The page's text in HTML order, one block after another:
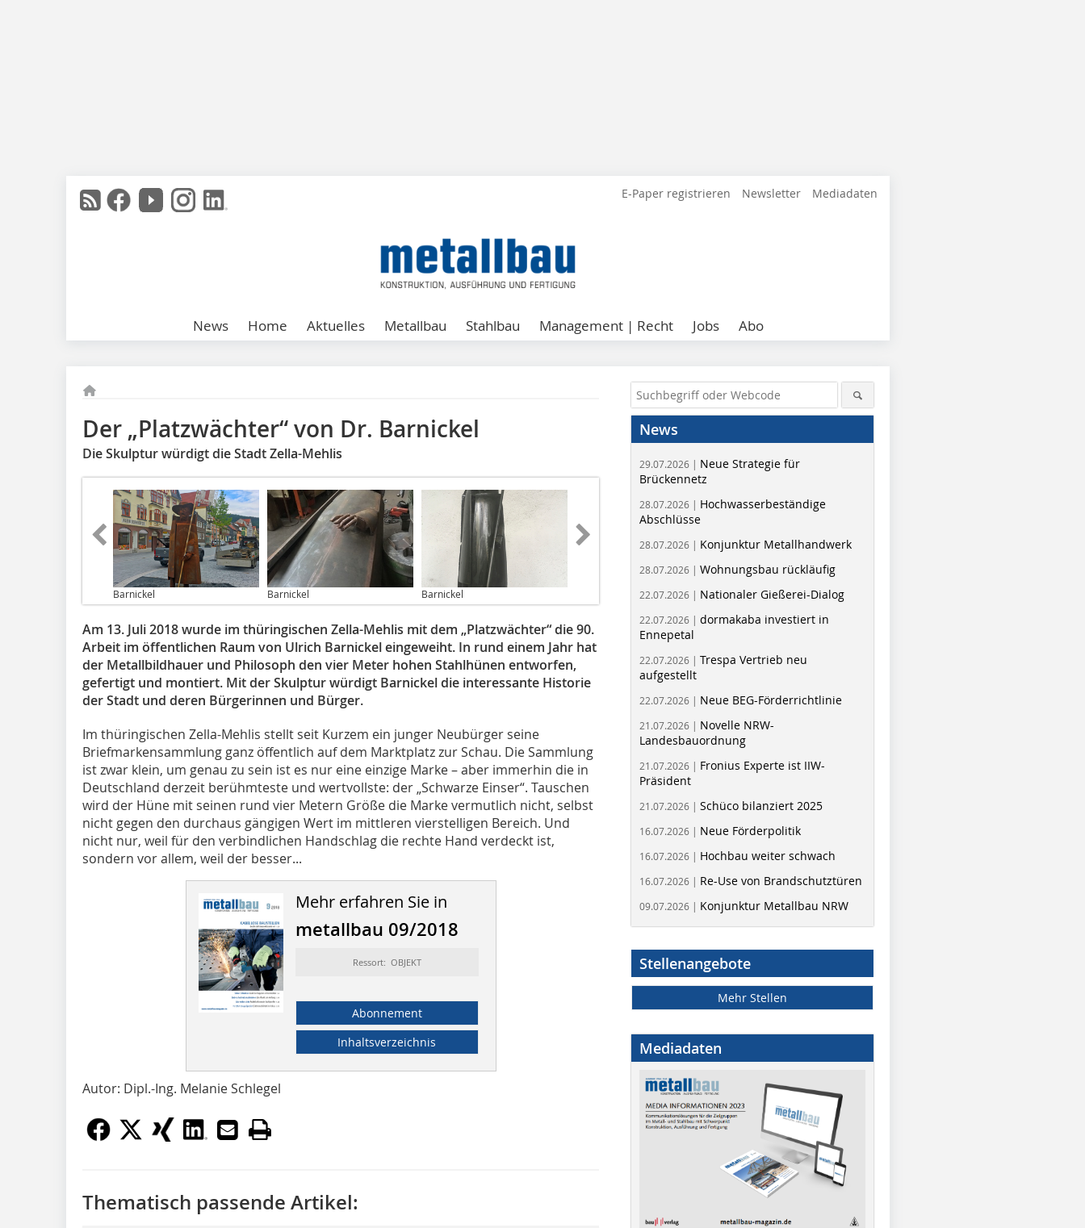
E-Paper registrieren Newsletter Mediadaten
News Home Aktuelles Metallbau Stahlbau Management | Recht Jobs Abo
Der „Platzwächter“ von Dr. Barnickel
Die Skulptur würdigt die Stadt Zella-Mehlis
Barnickel Barnickel Barnickel
Am 13. Juli 2018 wurde im thüringischen Zella-Mehlis mit dem „Platzwächter“ die 90.
Arbeit im öffentlichen Raum von Ulrich Barnickel eingeweiht. In rund einem Jahr hat
der Metallbildhauer und Philosoph den vier Meter hohen Stahlhünen entworfen,
gefertigt und montiert. Mit der Skulptur würdigt Barnickel die interessante Historie
der Stadt und deren Bürgerinnen und Bürger.
Im thüringischen Zella-Mehlis stellt seit Kurzem ein junger Neubürger seine
Briefmarkensammlung ganz öffentlich auf dem Marktplatz zur Schau. Die Sammlung
ist zwar klein, um genau zu sein ist es nur eine einzige Marke – aber immerhin die in
Deutschland derzeit berühmteste und wertvollste: der „Schwarze Einser“. Tauschen
wird der Hüne mit seinen rund vier Metern Größe die Marke vermutlich nicht, selbst
nicht gegen den durchaus gängigen Wert im mittleren vierstelligen Bereich. Und
nicht nur, weil für den verbindlichen Handschlag die rechte Hand verdeckt ist,
sondern vor allem, weil der besser...
Mehr erfahren Sie in
metallbau 09/2018
Ressort: OBJEKT
Abonnement
Inhaltsverzeichnis
Autor: Dipl.-Ing. Melanie Schlegel
Thematisch passende Artikel:
News
29.07.2026 | Neue Strategie für
Brückennetz
28.07.2026 | Hochwasserbeständige
Abschlüsse
28.07.2026 | Konjunktur Metallhandwerk
28.07.2026 | Wohnungsbau rückläufig
22.07.2026 | Nationaler Gießerei-Dialog
22.07.2026 | dormakaba investiert in
Ennepetal
22.07.2026 | Trespa Vertrieb neu
aufgestellt
22.07.2026 | Neue BEG-Förderrichtlinie
21.07.2026 | Novelle NRW-
Landesbauordnung
21.07.2026 | Fronius Experte ist IIW-
Präsident
21.07.2026 | Schüco bilanziert 2025
16.07.2026 | Neue Förderpolitik
16.07.2026 | Hochbau weiter schwach
16.07.2026 | Re-Use von Brandschutztüren
09.07.2026 | Konjunktur Metallbau NRW
Stellenangebote
Mehr Stellen
Mediadaten